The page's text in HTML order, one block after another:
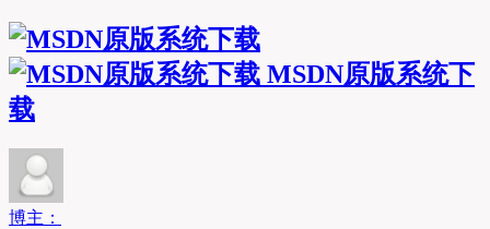
MSDN原版系统下
载
博主：